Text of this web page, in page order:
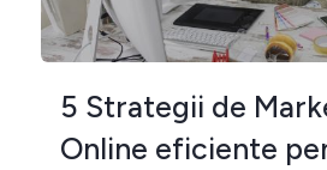
5 Strategii de
Online eficiente